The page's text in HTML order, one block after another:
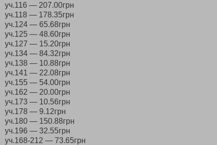
уч.116 — 207.00грн
уч.118 — 178.35грн
уч.124 — 65.68грн
уч.125 — 48.60грн
уч.127 — 15.20грн
уч.134 — 84.32грн
уч.138 — 10.88грн
уч.141 — 22.08грн
уч.155 — 54.00грн
уч.162 — 20.00грн
уч.173 — 10.56грн
уч.178 — 9.12грн
уч.180 — 150.88грн
уч.196 — 32.55грн
уч.168-212 — 73.65грн